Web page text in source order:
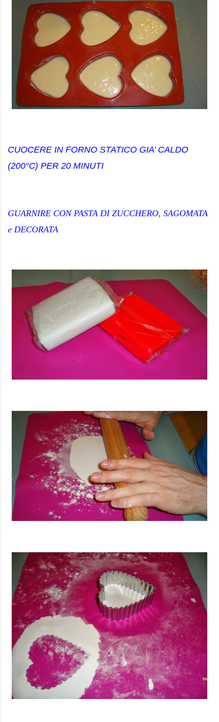
CUOCERE IN FORNO STATICO GIA’ CALDO
(200°C) PER 20 MINUTI
GUARNIRE CON PASTA DI ZUCCHERO, SAGOMATA
e DECORATA